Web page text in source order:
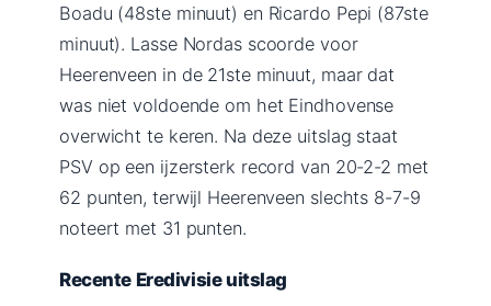
Boadu (48ste minuut) en Ricardo Pepi (87ste
minuut). Lasse Nordas scoorde voor
Heerenveen in de 21ste minuut, maar dat
was niet voldoende om het Eindhovense
overwicht te keren. Na deze uitslag staat
PSV op een ijzersterk record van 20-2-2 met
62 punten, terwijl Heerenveen slechts 8-7-9
noteert met 31 punten.
Recente Eredivisie uitslag